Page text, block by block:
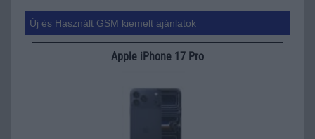
Új és Használt GSM kiemelt ajánlatok
Apple iPhone 17 Pro